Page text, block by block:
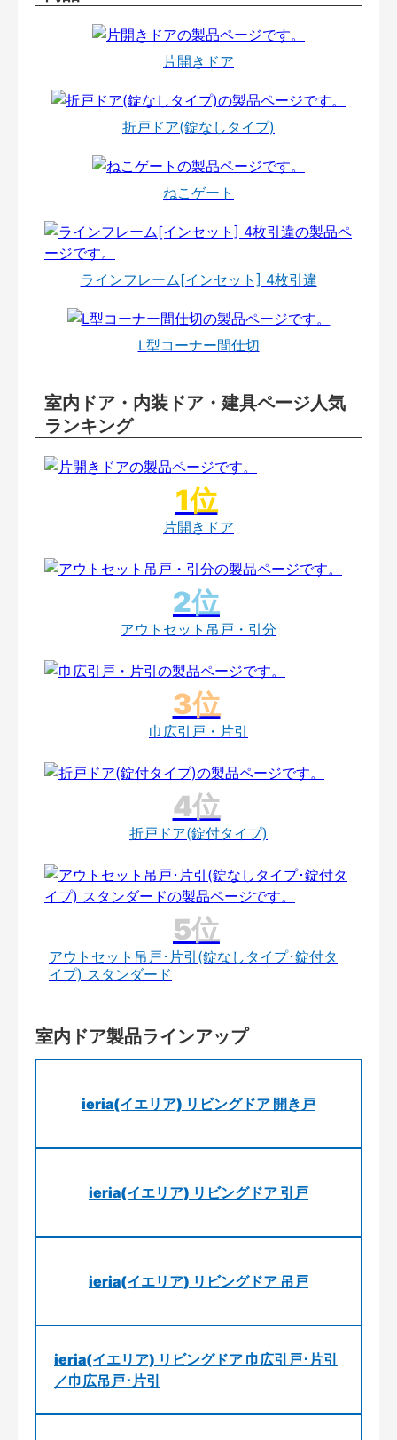
片開きドア
折戸ドア(錠なしタイプ)
ねこゲート
ラインフレーム[インセット] 4枚引違
L型コーナー間仕切
室内ドア・内装ドア・建具ページ人気
ランキング
片開きドア
アウトセット吊戸・引分
巾広引戸・片引
折戸ドア(錠付タイプ)
アウトセット吊戸･片引(錠なしタイプ･錠付タ
イプ) スタンダード
室内ドア製品ラインアップ
ieria(イエリア) リビングドア 開き戸
ieria(イエリア) リビングドア 引戸
ieria(イエリア) リビングドア 吊戸
ieria(イエリア) リビングドア 巾広引戸･片引
／巾広吊戸･片引